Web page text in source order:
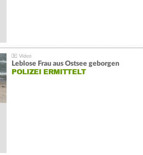
Leblose Frau aus Ostsee geborgen
POLIZEI ERMITTELT